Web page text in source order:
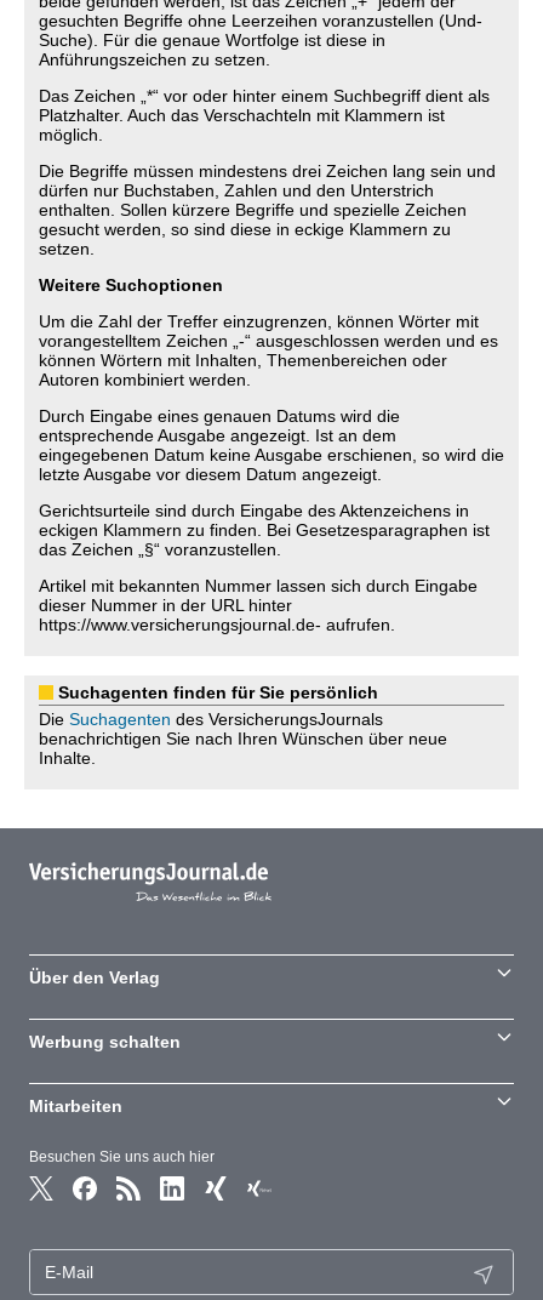
gesuchten Begriffe ohne Leerzeihen voranzustellen (Und-
Suche). Für die genaue Wortfolge ist diese in
Anführungszeichen zu setzen.
Das Zeichen „*“ vor oder hinter einem Suchbegriff dient als
Platzhalter. Auch das Verschachteln mit Klammern ist
möglich.
Die Begriffe müssen mindestens drei Zeichen lang sein und
dürfen nur Buchstaben, Zahlen und den Unterstrich
enthalten. Sollen kürzere Begriffe und spezielle Zeichen
gesucht werden, so sind diese in eckige Klammern zu
setzen.
Weitere Suchoptionen
Um die Zahl der Treffer einzugrenzen, können Wörter mit
vorangestelltem Zeichen „-“ ausgeschlossen werden und es
können Wörtern mit Inhalten, Themenbereichen oder
Autoren kombiniert werden.
Durch Eingabe eines genauen Datums wird die
entsprechende Ausgabe angezeigt. Ist an dem
eingegebenen Datum keine Ausgabe erschienen, so wird die
letzte Ausgabe vor diesem Datum angezeigt.
Gerichtsurteile sind durch Eingabe des Aktenzeichens in
eckigen Klammern zu finden. Bei Gesetzesparagraphen ist
das Zeichen „§“ voranzustellen.
Artikel mit bekannten Nummer lassen sich durch Eingabe
dieser Nummer in der URL hinter
https://www.versicherungsjournal.de- aufrufen.
Suchagenten finden für Sie persönlich
Die Suchagenten des VersicherungsJournals
benachrichtigen Sie nach Ihren Wünschen über neue
Inhalte.
Besuchen Sie uns auch hier
Über den Verlag
Werbung schalten
Mitarbeiten